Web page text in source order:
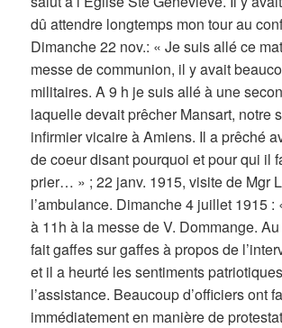
dû attendre longtemps mon tour au
Dimanche 22 nov.: « Je suis allé ce
messe de communion, il y avait
militaires. A 9 h je suis allé à une
laquelle devait prêcher Mansart, notre
infirmier vicaire à Amiens. Il a prêché
de coeur disant pourquoi et pour qui il
prier… » ; 22 janv. 1915, visite de Mgr
l’ambulance. Dimanche 4 juillet 1915 :
à 11h à la messe de V. Dommange.
fait gaffes sur gaffes à propos de
et il a heurté les sentiments
l’assistance. Beaucoup d’officiers ont
immédiatement en manière de